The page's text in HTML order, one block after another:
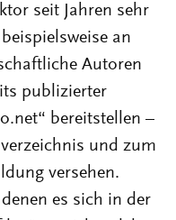
seit Jahren sehr
an
Autoren
publizierter
bereitstellen –
und zum
versehen.
es sich in der